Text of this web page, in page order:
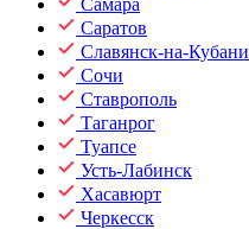
Самара
Саратов
Славянск-на-Кубани
Сочи
Ставрополь
Таганрог
Туапсе
Усть-Лабинск
Хасавюрт
Черкесск